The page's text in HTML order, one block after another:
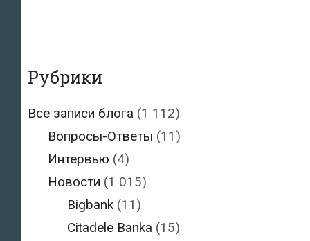
Рубрики
Все записи блога (1 112)
Вопросы-Ответы (11)
Интервью (4)
Новости (1 015)
Bigbank (11)
Citadele Banka (15)